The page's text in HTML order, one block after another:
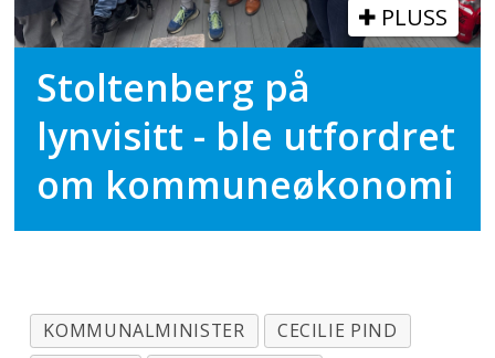
PLUSS
Stoltenberg på
lynvisitt - ble utfordret
om kommuneøkonomi
KOMMUNALMINISTER
CECILIE PIND